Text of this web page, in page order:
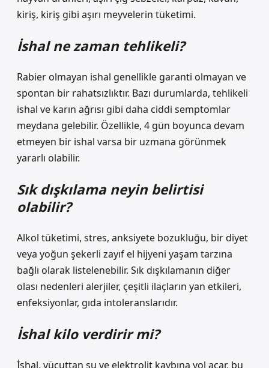
kiriş, kiriş gibi aşırı meyvelerin tüketimi.
İshal ne zaman tehlikeli?
Rabier olmayan ishal genellikle garanti olmayan ve
spontan bir rahatsızlıktır. Bazı durumlarda, tehlikeli
ishal ve karın ağrısı gibi daha ciddi semptomlar
meydana gelebilir. Özellikle, 4 gün boyunca devam
etmeyen bir ishal varsa bir uzmana görünmek
yararlı olabilir.
Sık dışkılama neyin belirtisi
olabilir?
Alkol tüketimi, stres, anksiyete bozukluğu, bir diyet
veya yoğun şekerli zayıf el hijyeni yaşam tarzına
bağlı olarak listelenebilir. Sık dışkılamanın diğer
olası nedenleri alerjiler, çeşitli ilaçların yan etkileri,
enfeksiyonlar, gıda intoleranslarıdır.
İshal kilo verdirir mi?
İshal, vücuttan su ve elektrolit kaybına yol açar, bu